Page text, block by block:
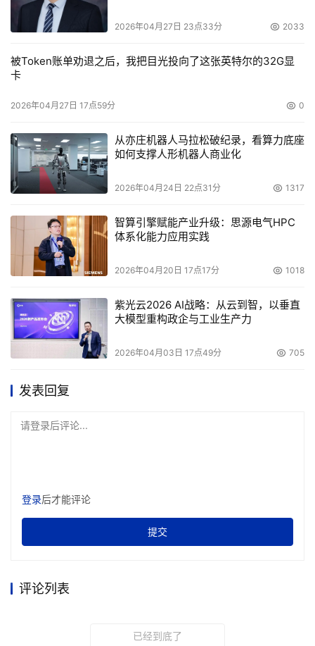
2026年04月27日 23点33分 2033
被Token账单劝退之后，我把目光投向了这张英特尔的32G显
卡
2026年04月27日 17点59分 0
从亦庄机器人马拉松破纪录，看算力底座
如何支撑人形机器人商业化
2026年04月24日 22点31分 1317
智算引擎赋能产业升级：思源电气HPC
体系化能力应用实践
2026年04月20日 17点17分 1018
紫光云2026 AI战略：从云到智，以垂直
大模型重构政企与工业生产力
2026年04月03日 17点49分 705
发表回复
请登录后评论...
登录后才能评论
提交
评论列表
已经到底了